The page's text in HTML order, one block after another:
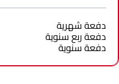
دفعة شهرية
دفعة ربع سنوية
دفعة سنوية